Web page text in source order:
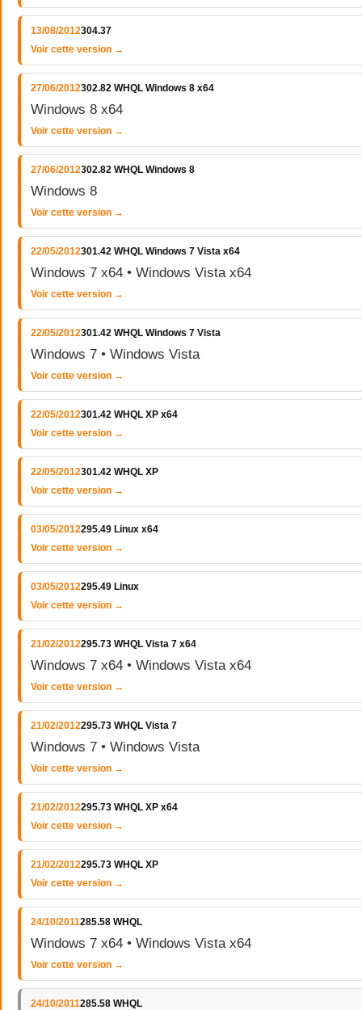
13/08/2012304.37
Voir cette version →
27/06/2012302.82 WHQL Windows 8 x64
Windows 8 x64
Voir cette version →
27/06/2012302.82 WHQL Windows 8
Windows 8
Voir cette version →
22/05/2012301.42 WHQL Windows 7 Vista x64
Windows 7 x64 • Windows Vista x64
Voir cette version →
22/05/2012301.42 WHQL Windows 7 Vista
Windows 7 • Windows Vista
Voir cette version →
22/05/2012301.42 WHQL XP x64
Voir cette version →
22/05/2012301.42 WHQL XP
Voir cette version →
03/05/2012295.49 Linux x64
Voir cette version →
03/05/2012295.49 Linux
Voir cette version →
21/02/2012295.73 WHQL Vista 7 x64
Windows 7 x64 • Windows Vista x64
Voir cette version →
21/02/2012295.73 WHQL Vista 7
Windows 7 • Windows Vista
Voir cette version →
21/02/2012295.73 WHQL XP x64
Voir cette version →
21/02/2012295.73 WHQL XP
Voir cette version →
24/10/2011285.58 WHQL
Windows 7 x64 • Windows Vista x64
Voir cette version →
24/10/2011285.58 WHQL